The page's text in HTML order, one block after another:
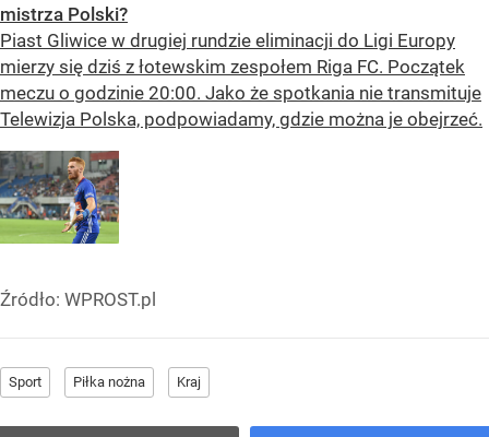
mistrza Polski?
Piast Gliwice w drugiej rundzie eliminacji do Ligi Europy
mierzy się dziś z łotewskim zespołem Riga FC. Początek
meczu o godzinie 20:00. Jako że spotkania nie transmituje
Telewizja Polska, podpowiadamy, gdzie można je obejrzeć.
Źródło: WPROST.pl
Sport Piłka nożna Kraj